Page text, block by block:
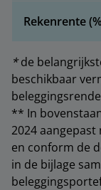
Rekenrente
*de
beschikbaar
** In
2024
en conform de
in de bijlage